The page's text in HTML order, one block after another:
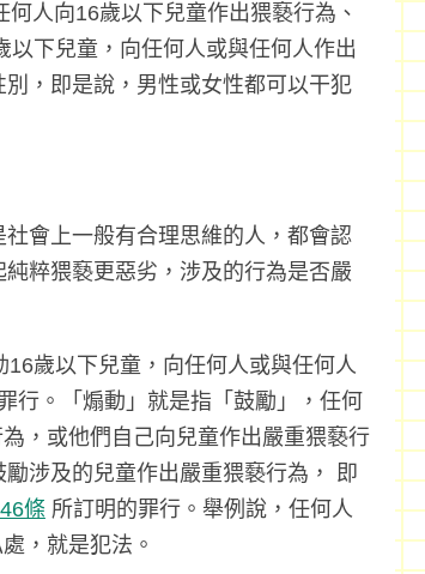
何人向16歲以下兒童作出猥褻行為、
下兒童，向任何人或與任何人作出
，即是說，男性或女性都可以干犯
會上一般有合理思維的人，都會認
粹猥褻更惡劣，涉及的行為是否嚴
歲以下兒童，向任何人或與任何人
行。「煽動」就是指「鼓勵」，任何
，或他們自己向兒童作出嚴重猥褻行
涉及的兒童作出嚴重猥褻行為， 即
條 所訂明的罪行。舉例說，任何人
，就是犯法。